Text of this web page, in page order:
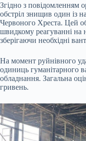
Згідно з повідомленням
обстріл знищив один із
Червоного Хреста. Цей
швидкому реагуванні на
зберігаючи необхідні
На момент руйнівного
одиниць гуманітарного
обладнання. Загальна
гривень.